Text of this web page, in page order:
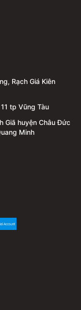
Rạch Giá Kiên
tp Vũng Tàu
Giã huyện Châu Đức
Minh